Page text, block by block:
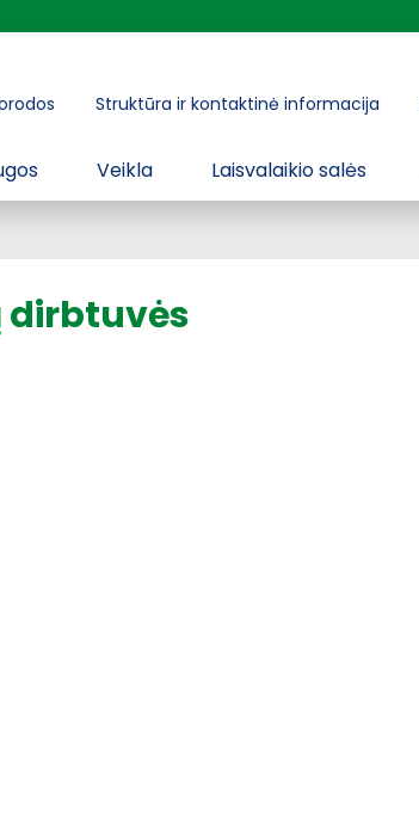
Struktūra ir kontaktinė informacija
Veikla Laisvalaikio salės
dirbtuvės